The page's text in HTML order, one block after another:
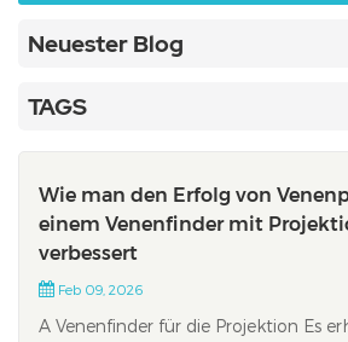
Neuester Blog
TAGS
Wie man den Erfolg von
einem Venenfinder mit
verbessert
Feb 09, 2026
A Venenfinder für die Projektion Es